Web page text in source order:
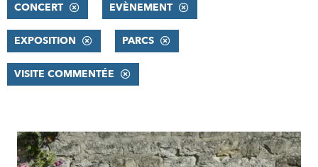
CONCERT EVÈNEMENT
EXPOSITION PARCS
VISITE COMMENTÉE
RÉSULTATS